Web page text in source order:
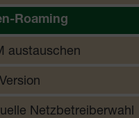
Roaming
austauschen
Netzbetreiberwahl